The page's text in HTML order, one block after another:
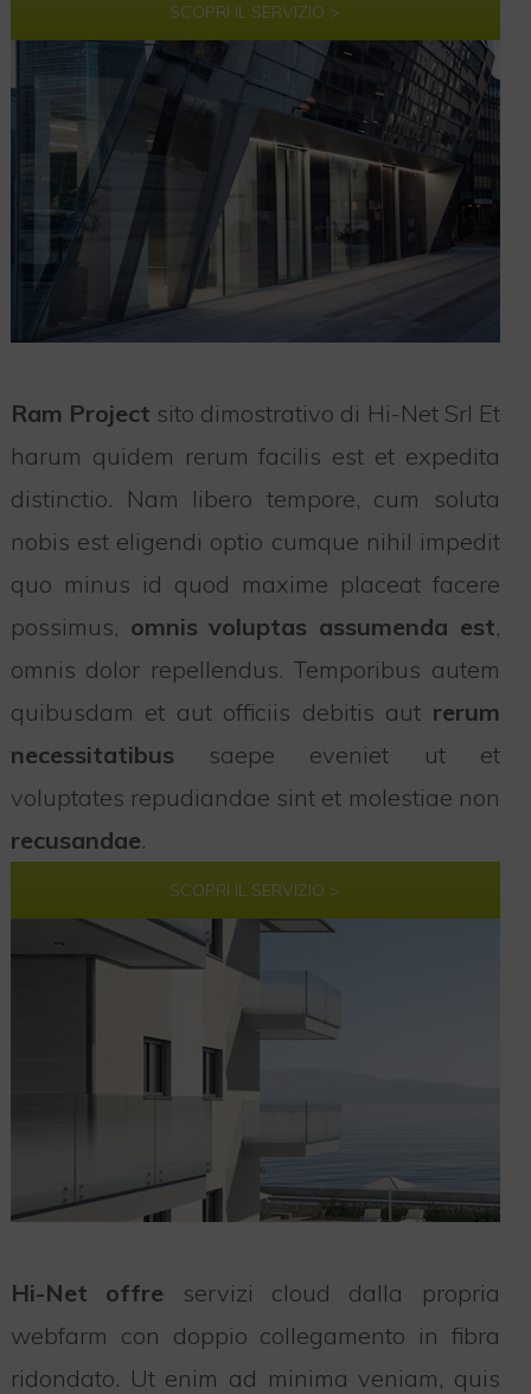
SCOPRI IL SERVIZIO >
Ram Project sito dimostrativo di Hi-Net Srl Et
harum quidem rerum facilis est et expedita
distinctio. Nam libero tempore, cum soluta
nobis est eligendi optio cumque nihil impedit
quo minus id quod maxime placeat facere
possimus, omnis voluptas assumenda est,
omnis dolor repellendus. Temporibus autem
quibusdam et aut officiis debitis aut rerum
necessitatibus saepe eveniet ut et
voluptates repudiandae sint et molestiae non
recusandae.
SCOPRI IL SERVIZIO >
Hi-Net offre servizi cloud dalla propria
webfarm con doppio collegamento in fibra
ridondato. Ut enim ad minima veniam, quis